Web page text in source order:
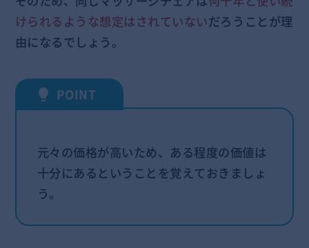
けられるような想定はされていないだろうことが理
由になるでしょう。
元々の価格が高いため、ある程度の価値は
十分にあるということを覚えておきましょ
う。